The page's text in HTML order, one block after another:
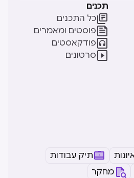
תכנים
כל התכנים
פוסטים ומאמרים
פודקאסטים 
סרטונים 
תיק עבודות
מחקר